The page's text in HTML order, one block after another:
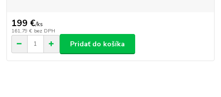
199 €/ks
161,79 € bez DPH
Pridať do košíka